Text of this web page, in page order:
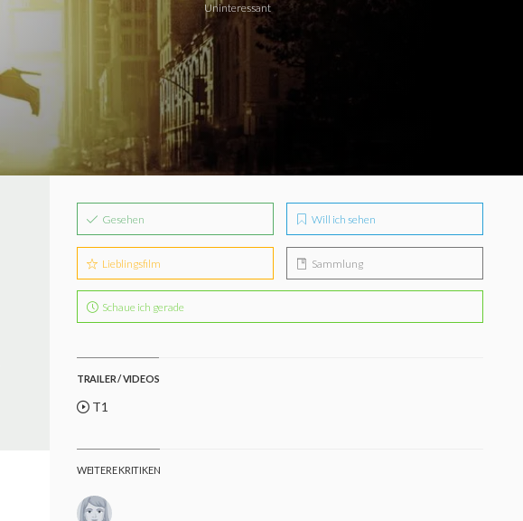
Uninteressant
Gesehen Will ich sehen
Lieblingsfilm Sammlung
Schaue ich gerade
TRAILER / VIDEOS
T1
WEITERE KRITIKEN